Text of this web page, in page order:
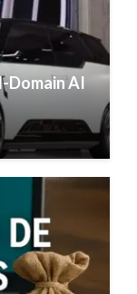
Domain AI